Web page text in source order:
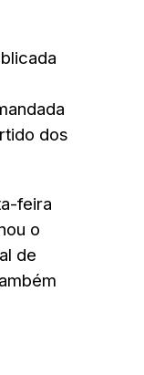
dos
feira
o
de